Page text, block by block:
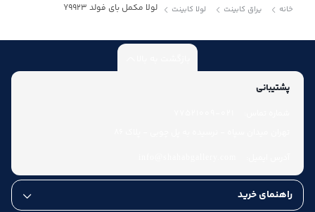
عودت کالا تا هفت روز
خانه یراق کابینت لولا کابینت لولا مکمل بای فولد Y9923
پشتیبانی
راهنمای خرید